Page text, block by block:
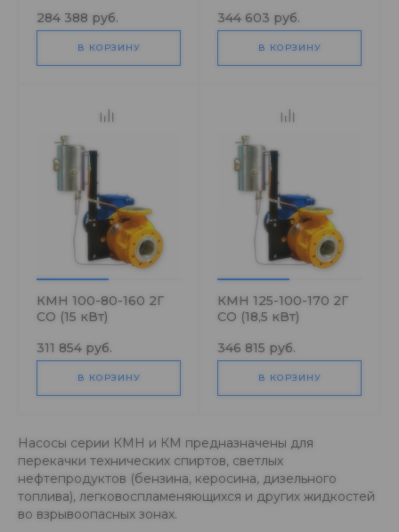
284 388 руб.
В КОРЗИНУ
344 603 руб.
В КОРЗИНУ
КМН 100-80-160 2Г
СО (15 кВт)
311 854 руб.
В КОРЗИНУ
КМН 125-100-170 2Г
СО (18,5 кВт)
346 815 руб.
В КОРЗИНУ
Насосы серии КМН и КМ предназначены для
перекачки технических спиртов, светлых
нефтепродуктов (бензина, керосина, дизельного
топлива), легковоспламеняющихся и других жидкостей
во взрывоопасных зонах.